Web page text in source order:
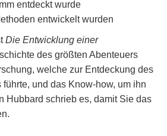
entdeckt wurde
entwickelt wurden
Die Entwicklung einer
des größten Abenteuers
welche zur Entdeckung des
und das Know-how, um ihn
Hubbard schrieb es, damit Sie das